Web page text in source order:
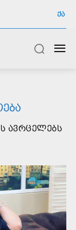
ᲥᲐ
ᲐᲕᲠᲪᲔᲚᲔᲑᲡ